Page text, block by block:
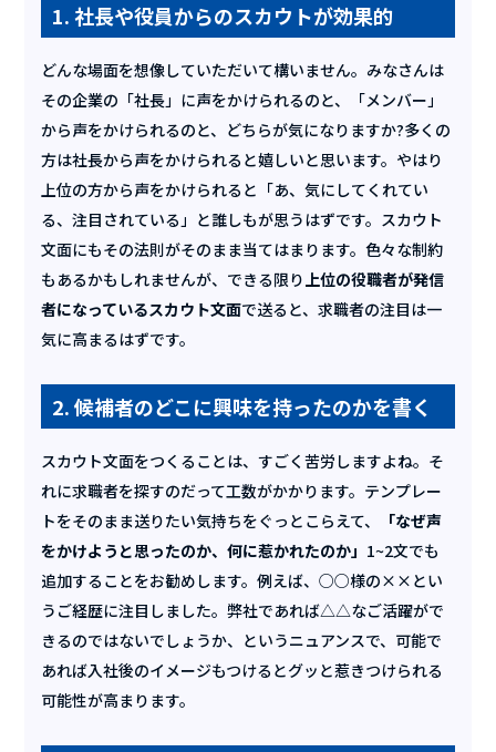
1. 社長や役員からのスカウトが効果的
どんな場面を想像していただいて構いません。みなさんは
その企業の「社長」に声をかけられるのと、「メンバー」
から声をかけられるのと、どちらが気になりますか?多くの
方は社長から声をかけられると嬉しいと思います。やはり
上位の方から声をかけられると「あ、気にしてくれてい
る、注目されている」と誰しもが思うはずです。スカウト
文面にもその法則がそのまま当てはまります。色々な制約
もあるかもしれませんが、できる限り上位の役職者が発信
者になっているスカウト文面で送ると、求職者の注目は一
気に高まるはずです。
2. 候補者のどこに興味を持ったのかを書く
スカウト文面をつくることは、すごく苦労しますよね。そ
れに求職者を探すのだって工数がかかります。テンプレー
トをそのまま送りたい気持ちをぐっとこらえて、
「なぜ声
をかけようと思ったのか、何に惹かれたのか」 1~2文でも
追加することをお勧めします。例えば、○○様の××とい
うご経歴に注目しました。弊社であれば△△なご活躍がで
きるのではないでしょうか、というニュアンスで、可能で
あれば入社後のイメージもつけるとグッと惹きつけられる
可能性が高まります。